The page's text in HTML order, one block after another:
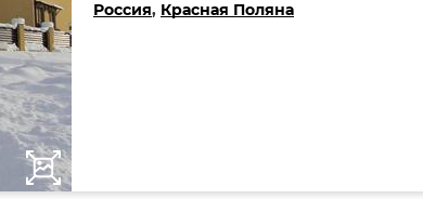
Россия, Красная Поляна